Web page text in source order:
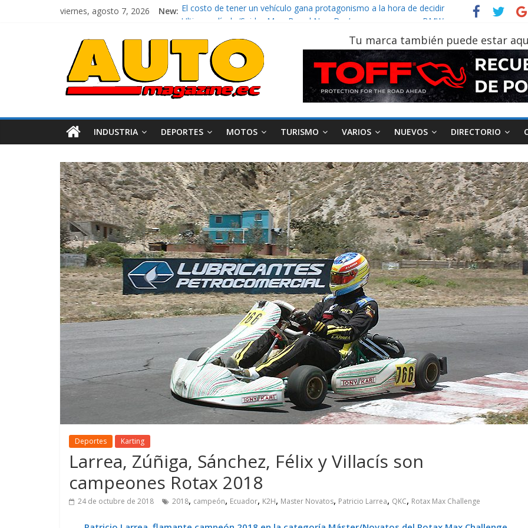
viernes, agosto 7, 2026 New: El costo de tener un vehículo gana protagonismo a la hora de decidir
¿Qué puede pasar con tu vehículo si permanece varios días sin usar?
La Vuelta al Ecuador 2026, edición 47ª, recorre 7 provincias en 8 días
La FEDAK recibe 12 Sinotruk Bolden para cubrir las rutas de La Vuelta
Tu marca también puede estar
INDUSTRIA DEPORTES MOTOS TURISMO VARIOS NUEVOS DIRECTORIO
Deportes Karting
Larrea, Zúñiga, Sánchez, Félix y Villacís son
campeones Rotax 2018
24 de octubre de 2018 2018, campeón, Ecuador, K2H, Master Novatos, Patricio Larrea, QKC, Rotax Max Challenge
Movilidad Varios
GM reafirma su
compromiso con movilidad
más segura y conectada
Movilidad Turismo Varios
¿Qué puede pasar con tu
vehículo si permanece
varios días sin usar?
AEADE Industria Motociclismo
Movilidad
Campaña busca cambiar
destino de los
en la región